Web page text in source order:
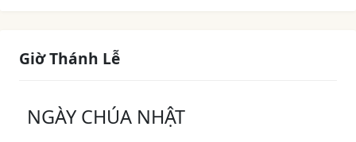
Giờ Thánh Lễ
NGÀY CHÚA NHẬT